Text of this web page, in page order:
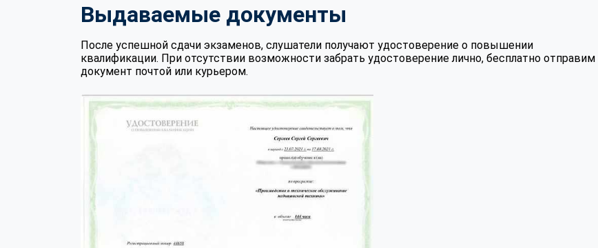
Выдаваемые документы
После успешной сдачи экзаменов, слушатели получают удостоверение о повышении
квалификации. При отсутствии возможности забрать удостоверение лично, бесплатно отправим
документ почтой или курьером.